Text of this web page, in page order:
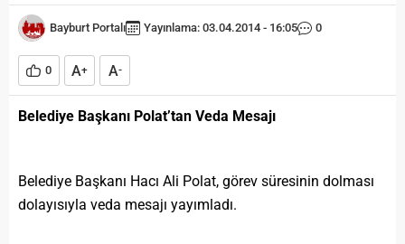
Bayburt Portalı Yayınlama: 03.04.2014 - 16:05 0
0 A+ A-
Belediye Başkanı Polat’tan Veda Mesajı
Belediye Başkanı Hacı Ali Polat, görev süresinin dolması
dolayısıyla veda mesajı yayımladı.